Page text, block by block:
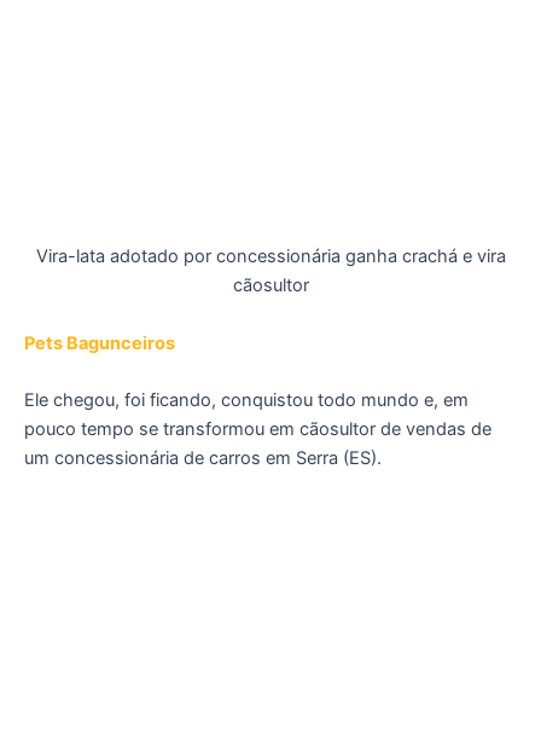
Vira-lata adotado por concessionária ganha crachá e vira
cãosultor
Pets Bagunceiros
Ele chegou, foi ficando, conquistou todo mundo e, em
pouco tempo se transformou em cãosultor de vendas de
um concessionária de carros em Serra (ES).